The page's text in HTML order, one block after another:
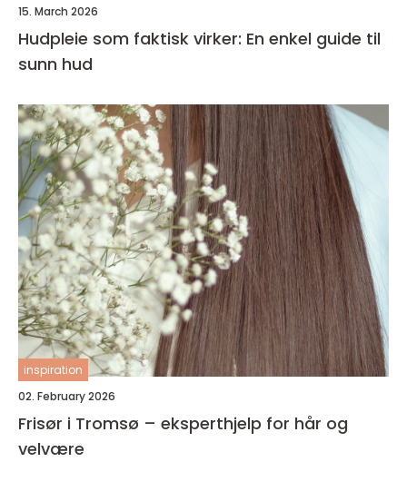
15. March 2026
Hudpleie som faktisk virker: En enkel guide til
sunn hud
inspiration
02. February 2026
Frisør i Tromsø – eksperthjelp for hår og
velvære